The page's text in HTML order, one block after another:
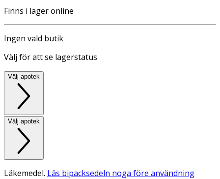
Finns i lager online
Ingen vald butik
Välj för att se lagerstatus
Välj apotek
Välj apotek
Läkemedel. Läs bipacksedeln noga före användning